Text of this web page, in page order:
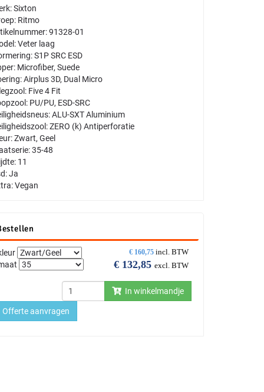
Sixton
Ritmo
91328-01
Veter laag
S1P SRC ESD
Microfiber, Suede
Airplus 3D, Dual Micro
Five 4 Fit
PU/PU, ESD-SRC
ALU-SXT Aluminium
ZERO (k) Antiperforatie
Zwart, Geel
35-48
11
Ja
Vegan
€ 160,75 incl. BTW
€ 132,85 excl. BTW
In winkelmandje
Offerte aanvragen